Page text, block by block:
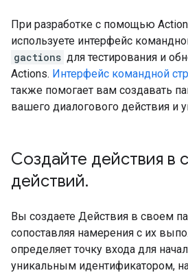
При разработке с помощью
используете интерфейс
gactions для тестирования и
Actions. Интерфейс командной
также помогает вам создавать
вашего диалогового действия и
Создайте действия в
действий.
Вы создаете Действия в своем
сопоставляя намерения с их
определяет точку входа для
уникальным идентификатором,